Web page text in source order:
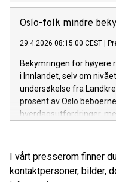
Oslo-folk mindre
29.4.2026 08:15:00 CEST
Bekymringen for høyere
i Innlandet, selv om
undersøkelse fra
prosent av Oslo
hverdagsutfordringer,
I vårt presserom finner
kontaktpersoner, bilder,